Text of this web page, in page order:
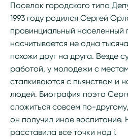
Поселок городского типа
1993 году родился Сергей
провинциальный населенный
насчитывается не одна
похожи друг на друга. Везде
работой, у молодежи с
сталкиваются с пьянством и
людей. Биография поэта
сложиться совсем по-
он получил иное воспитание.
расставила все точки над i.